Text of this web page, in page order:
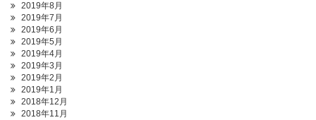
2019年8月
2019年7月
2019年6月
2019年5月
2019年4月
2019年3月
2019年2月
2019年1月
2018年12月
2018年11月